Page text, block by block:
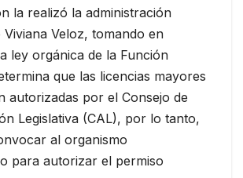
la realizó la administración
Viviana Veloz, tomando en
ley orgánica de la Función
que las licencias mayores
autorizadas por el Consejo de
Legislativa (CAL), por lo tanto,
al organismo
para autorizar el permiso